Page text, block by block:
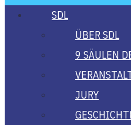
SDL
ÜBER SDL
9 SÄU­LEN
JURY